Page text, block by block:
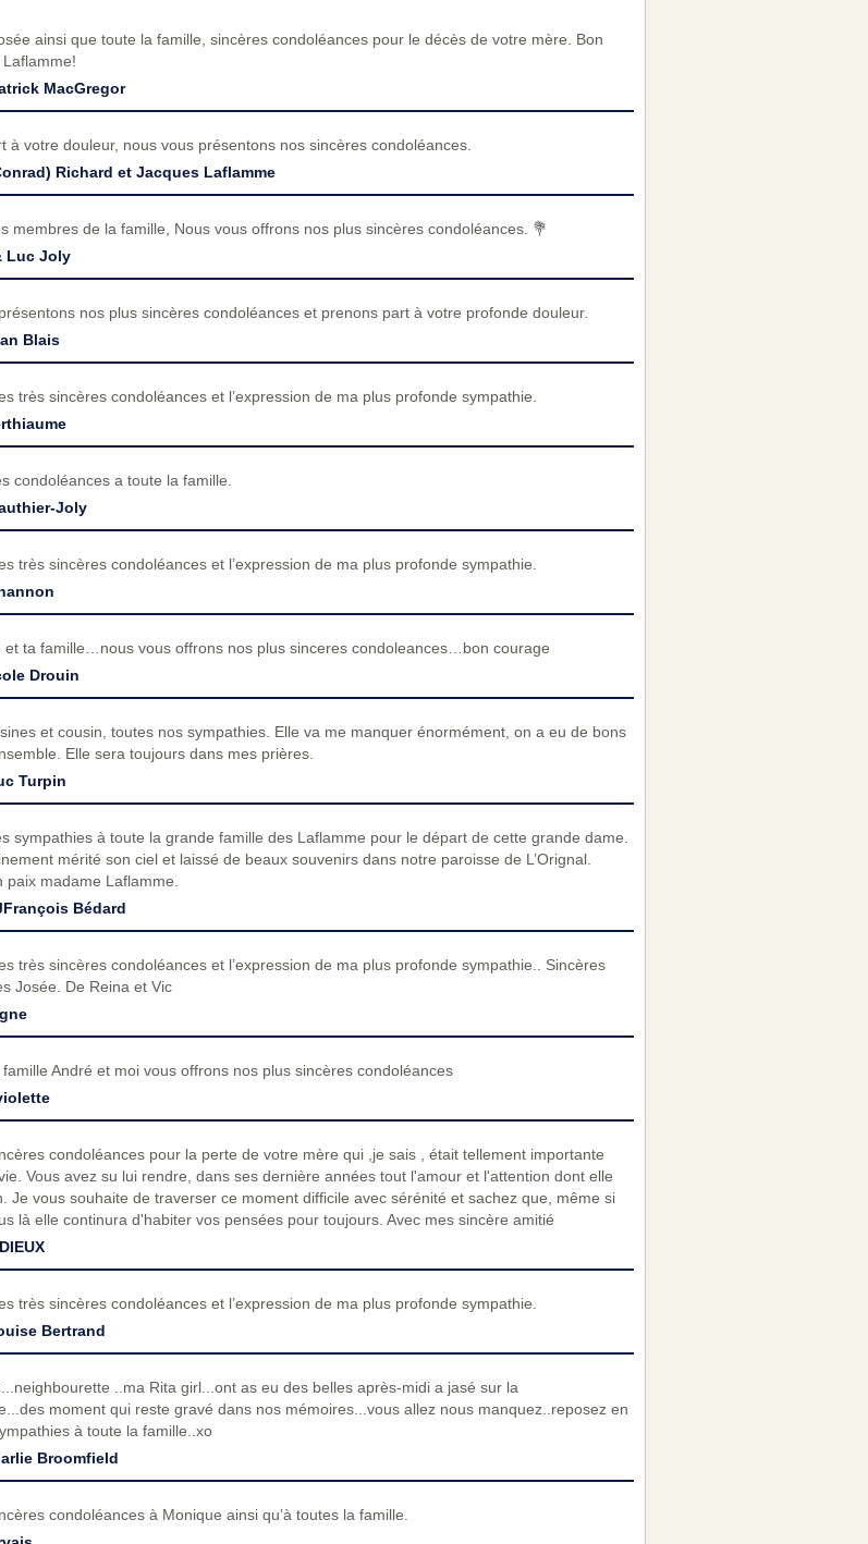
ainsi que toute la famille, sincères condoléances pour le décès de votre mère. Bon
MacGregor
à votre douleur, nous vous présentons nos sincères condoléances.
Richard et Jacques Laflamme
membres de la famille, Nous vous offrons nos plus sincères condoléances. 💐
Luc Joly
nos plus sincères condoléances et prenons part à votre profonde douleur.
Blais
très sincères condoléances et l’expression de ma plus profonde sympathie.
condoléances a toute la famille.
Joly
très sincères condoléances et l’expression de ma plus profonde sympathie.
et ta famille…nous vous offrons nos plus sinceres condoleances…bon courage
Drouin
et cousin, toutes nos sympathies. Elle va me manquer énormément, on a eu de bons
Elle sera toujours dans mes prières.
Turpin
sympathies à toute la grande famille des Laflamme pour le départ de cette grande dame.
mérité son ciel et laissé de beaux souvenirs dans notre paroisse de L’Orignal.
paix madame Laflamme.
Bédard
très sincères condoléances et l’expression de ma plus profonde sympathie.. Sincères
Josée. De Reina et Vic
André et moi vous offrons nos plus sincères condoléances
condoléances pour la perte de votre mère qui ,je sais , était tellement importante
Vous avez su lui rendre, dans ses dernière années tout l'amour et l'attention dont elle
Je vous souhaite de traverser ce moment difficile avec sérénité et sachez que, même si
là elle continura d'habiter vos pensées pour toujours. Avec mes sincère amitié
très sincères condoléances et l’expression de ma plus profonde sympathie.
Bertrand
..ma Rita girl...ont as eu des belles après-midi a jasé sur la
moment qui reste gravé dans nos mémoires...vous allez nous manquez..reposez en
à toute la famille..xo
Broomfield
condoléances à Monique ainsi qu’à toutes la famille.